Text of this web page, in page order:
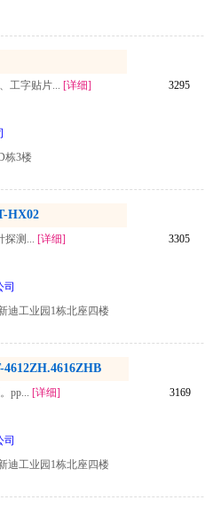
工字贴片... [详细] 3295
栋3楼
HX02
探测... [详细] 3305
司
迪工业园1栋北座四楼
pp... [详细] 3169
司
迪工业园1栋北座四楼